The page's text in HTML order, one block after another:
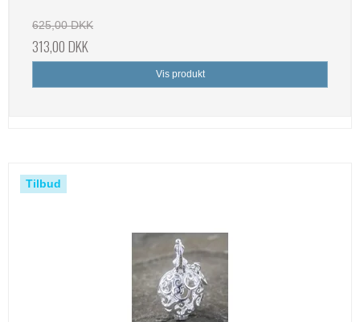
625,00 DKK
313,00 DKK
Vis produkt
Tilbud